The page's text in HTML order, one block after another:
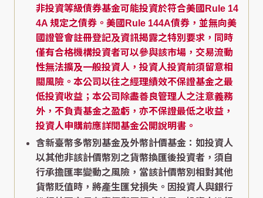
非投資等級債券基金可能投資於符合美國Rule 14
4A 規定之債券。美國Rule 144A債券，並無向美
國證管會註冊登記及資訊揭露之特別要求，同時
僅有合格機構投資者可以參與該市場，交易流動
性無法擴及一般投資人，投資人投資前須留意相
關風險。本公司以往之經理績效不保證基金之最
低投資收益；本公司除盡善良管理人之注意義務
外，不負責基金之盈虧，亦不保證最低之收益，
投資人申購前應詳閱基金公開說明書。
含新臺幣多幣別基金及外幣計價基金：如投資人
以其他非該計價幣別之貨幣換匯後投資者，須自
行承擔匯率變動之風險，當該計價幣別相對其他
貨幣貶值時，將產生匯兌損失。因投資人與銀行